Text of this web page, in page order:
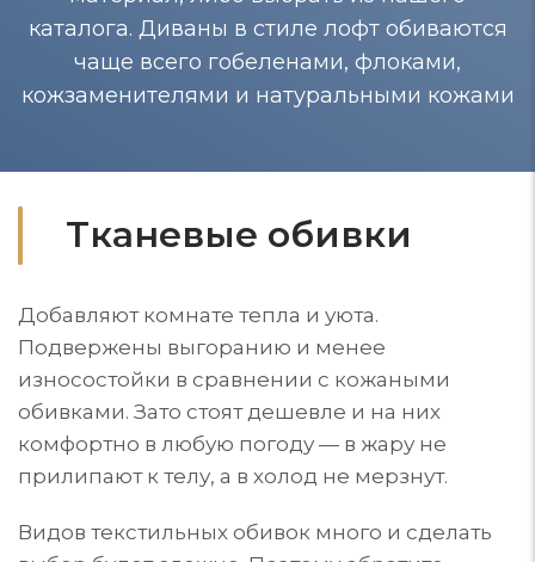
каталога. Диваны в стиле лофт обиваются
чаще всего гобеленами, флоками,
кожзаменителями и натуральными кожами
Тканевые обивки
Добавляют комнате тепла и уюта.
Подвержены выгоранию и менее
износостойки в сравнении с кожаными
обивками. Зато стоят дешевле и на них
комфортно в любую погоду — в жару не
прилипают к телу, а в холод не мерзнут.
Видов текстильных обивок много и сделать